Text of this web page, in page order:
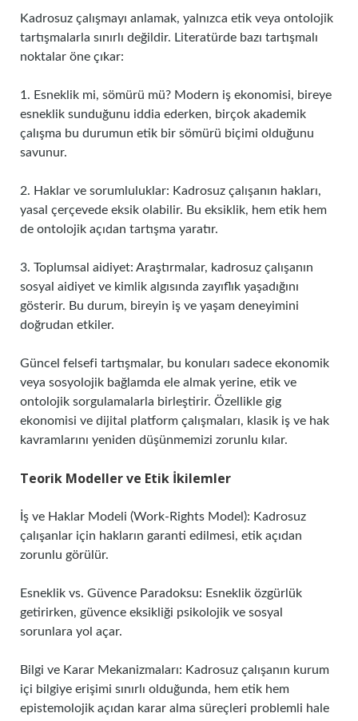
Kadrosuz çalışmayı anlamak, yalnızca etik veya ontolojik
tartışmalarla sınırlı değildir. Literatürde bazı tartışmalı
noktalar öne çıkar:
1. Esneklik mi, sömürü mü? Modern iş ekonomisi, bireye
esneklik sunduğunu iddia ederken, birçok akademik
çalışma bu durumun etik bir sömürü biçimi olduğunu
savunur.
2. Haklar ve sorumluluklar: Kadrosuz çalışanın hakları,
yasal çerçevede eksik olabilir. Bu eksiklik, hem etik hem
de ontolojik açıdan tartışma yaratır.
3. Toplumsal aidiyet: Araştırmalar, kadrosuz çalışanın
sosyal aidiyet ve kimlik algısında zayıflık yaşadığını
gösterir. Bu durum, bireyin iş ve yaşam deneyimini
doğrudan etkiler.
Güncel felsefi tartışmalar, bu konuları sadece ekonomik
veya sosyolojik bağlamda ele almak yerine, etik ve
ontolojik sorgulamalarla birleştirir. Özellikle gig
ekonomisi ve dijital platform çalışmaları, klasik iş ve hak
kavramlarını yeniden düşünmemizi zorunlu kılar.
Teorik Modeller ve Etik İkilemler
İş ve Haklar Modeli (Work-Rights Model): Kadrosuz
çalışanlar için hakların garanti edilmesi, etik açıdan
zorunlu görülür.
Esneklik vs. Güvence Paradoksu: Esneklik özgürlük
getirirken, güvence eksikliği psikolojik ve sosyal
sorunlara yol açar.
Bilgi ve Karar Mekanizmaları: Kadrosuz çalışanın kurum
içi bilgiye erişimi sınırlı olduğunda, hem etik hem
epistemolojik açıdan karar alma süreçleri problemli hale